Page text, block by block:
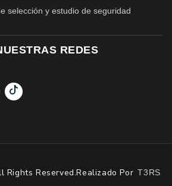
selección y estudio de seguridad
REDES
Reserved.Realizado Por T3RS